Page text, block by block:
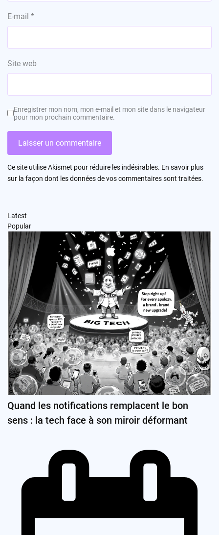
E-mail *
Site web
Enregistrer mon nom, mon e-mail et mon site dans le navigateur
pour mon prochain commentaire.
Ce site utilise Akismet pour réduire les indésirables. En savoir plus
sur la façon dont les données de vos commentaires sont traitées.
Latest
Popular
Quand les notifications remplacent le bon
sens : la tech face à son miroir déformant